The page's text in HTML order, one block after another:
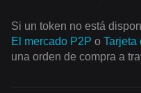
Si un token no está
El mercado P2P o Tarjeta
una orden de compra a